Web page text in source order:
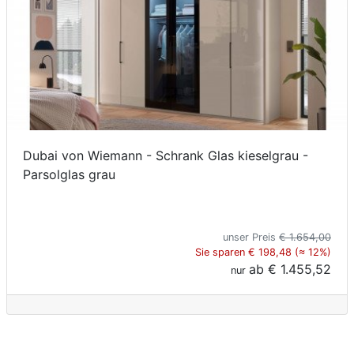
Dubai von Wiemann - Schrank Glas kieselgrau -
Parsolglas grau
unser Preis € 1.654,00
Sie sparen € 198,48 (≈ 12%)
nur ab € 1.455,52
Letz-
Deals